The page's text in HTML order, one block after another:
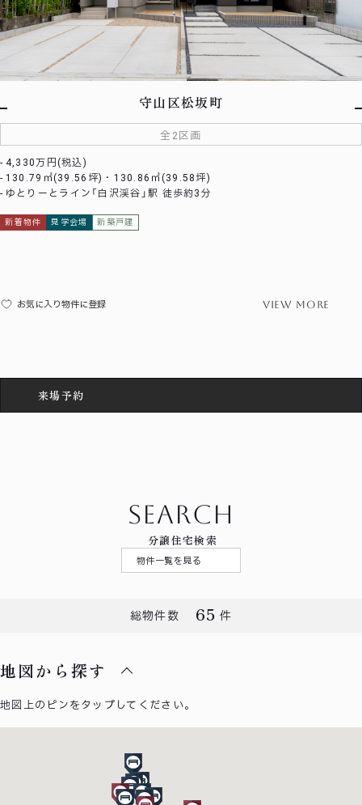
守山区松坂町
全2区画
4,330万円(税込)
130.79㎡(39.56坪)・130.86㎡(39.58坪)
ゆとりーとライン「白沢渓谷」駅 徒歩約3分
新着物件 見学会場 新築戸建
お気に入り物件に登録 view more
来場予約
分譲住宅検索
SEARCH
物件一覧を見る
総物件数 65 件
地図から探す
地図上のピンをタップしてください。